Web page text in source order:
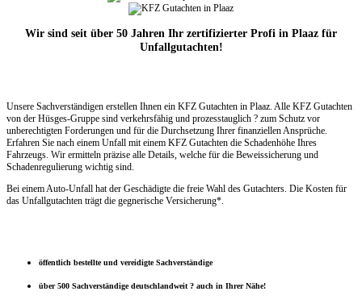
Wir sind seit über 50 Jahren Ihr zertifizierter Profi in Plaaz für
Unfallgutachten!
Unsere Sachverständigen erstellen Ihnen ein KFZ Gutachten in Plaaz. Alle KFZ Gutachten
von der Hüsges-Gruppe sind verkehrsfähig und prozesstauglich ? zum Schutz vor
unberechtigten Forderungen und für die Durchsetzung Ihrer finanziellen Ansprüche.
Erfahren Sie nach einem Unfall mit einem KFZ Gutachten die Schadenhöhe Ihres
Fahrzeugs. Wir ermitteln präzise alle Details, welche für die Beweissicherung und
Schadenregulierung wichtig sind.
Bei einem Auto-Unfall hat der Geschädigte die freie Wahl des Gutachters. Die Kosten für
das Unfallgutachten trägt die gegnerische Versicherung*.
öffentlich bestellte und vereidigte Sachverständige
über 500 Sachverständige deutschlandweit ? auch in Ihrer Nähe!